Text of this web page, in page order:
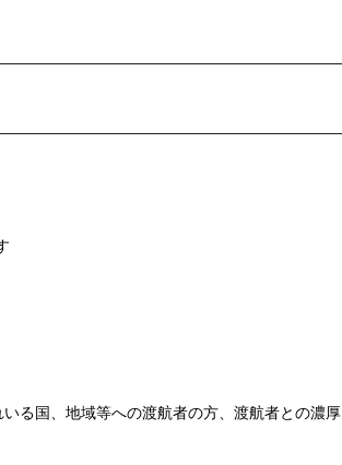
る国、地域等への渡航者の方、渡航者との濃厚